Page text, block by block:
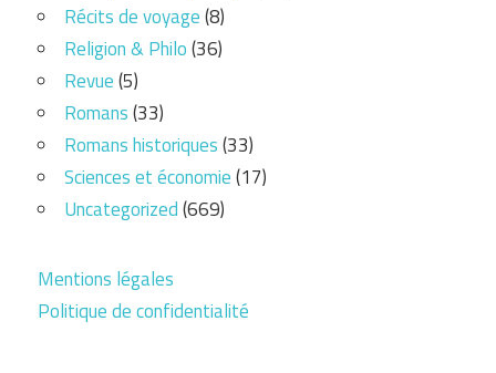
Récits de voyage(8)
Religion & Philo(36)
Revue(5)
Romans(33)
Romans historiques(33)
Sciences et économie(17)
Uncategorized(669)
Mentions légales
Politique de confidentialité